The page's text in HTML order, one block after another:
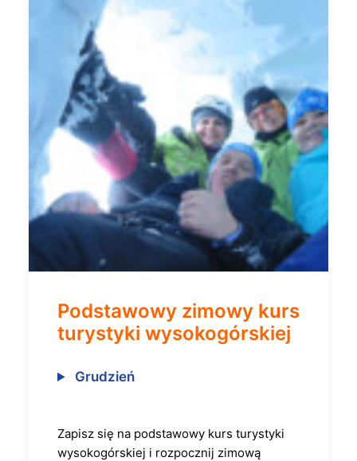
Podstawowy zimowy kurs
turystyki wysokogórskiej
Grudzień
Zapisz się na podstawowy kurs turystyki
wysokogórskiej i rozpocznij zimową